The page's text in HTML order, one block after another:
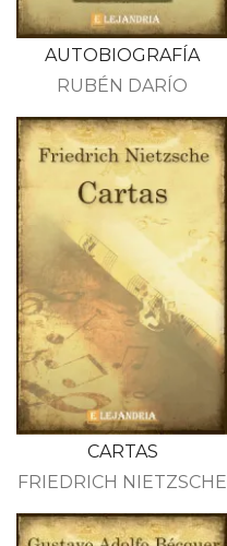
AUTOBIOGRAFÍA
RUBÉN DARÍO
CARTAS
FRIEDRICH NIETZSCHE